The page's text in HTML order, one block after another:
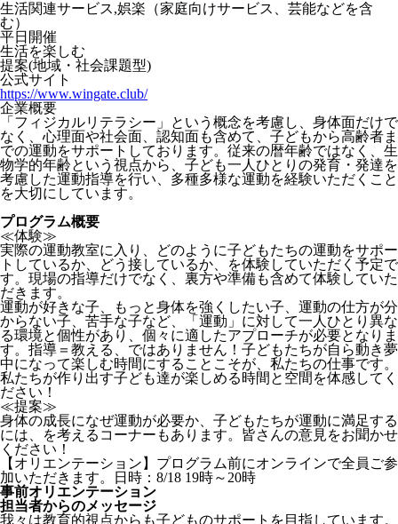
生活関連サービス,娯楽（家庭向けサービス、芸能などを含
む）
平日開催
生活を楽しむ
提案(地域・社会課題型)
公式サイト
https://www.wingate.club/
企業概要
「フィジカルリテラシー」という概念を考慮し、身体面だけで
なく、心理面や社会面、認知面も含めて、子どもから高齢者ま
での運動をサポートしております。従来の暦年齢ではなく、生
物学的年齢という視点から、子ども一人ひとりの発育・発達を
考慮した運動指導を行い、多種多様な運動を経験いただくこと
を大切にしています。
プログラム概要
≪体験≫
実際の運動教室に入り、どのように子どもたちの運動をサポー
トしているか、どう接しているか、を体験していただく予定で
す。現場の指導だけでなく、裏方や準備も含めて体験していた
だきます。
運動が好きな子、もっと身体を強くしたい子、運動の仕方が分
からない子、苦手な子など、「運動」に対して一人ひとり異な
る環境と個性があり、個々に適したアプローチが必要となりま
す。指導＝教える、ではありません！子どもたちが自ら動き夢
中になって楽しむ時間にすることこそが、私たちの仕事です。
私たちが作り出す子ども達が楽しめる時間と空間を体感してく
ださい！
≪提案≫
身体の成長になぜ運動が必要か、子どもたちが運動に満足する
には、を考えるコーナーもあります。皆さんの意見をお聞かせ
ください！
【オリエンテーション】プログラム前にオンラインで全員ご参
加いただきます。日時：8/18 19時～20時
事前オリエンテーション
担当者からのメッセージ
我々は教育的視点からも子どものサポートを目指しています。